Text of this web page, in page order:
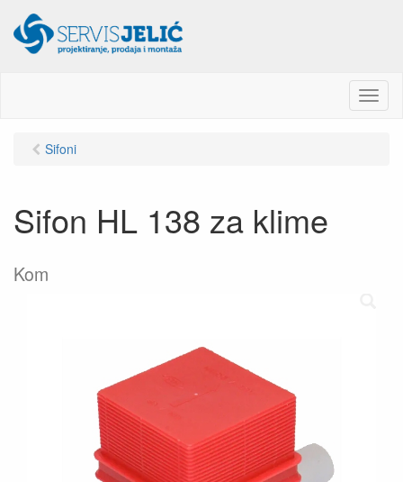
M
e
Sifoni
Sifon HL 138 za klime
Kom